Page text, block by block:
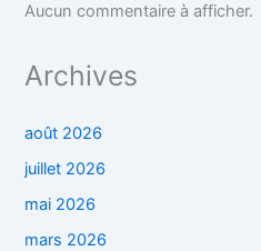
Aucun commentaire à afficher.
Archives
août 2026
juillet 2026
mai 2026
mars 2026